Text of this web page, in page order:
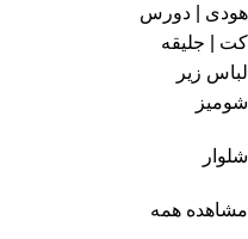
هودی | دورس
کت | جلیقه
لباس زیر
شومیز
شلوار
مشاهده همه